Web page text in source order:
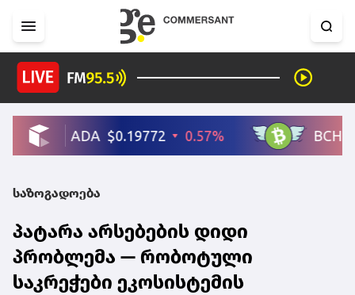
საზოგადოება
პატარა არსებების დიდი
პრობლემა — რობოტული
საკრეჭები ეკოსისტემის